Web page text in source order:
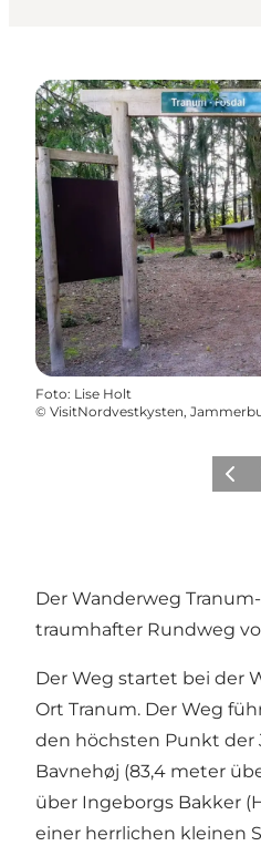
Foto: Lise Holt
© VisitNordvestkysten,
Der Wanderweg
traumhafter Rundweg
Der Weg startet bei der
Ort Tranum. Der Weg
den höchsten Punkt der
Bavnehøj (83,4 meter
über Ingeborgs Bakker
einer herrlichen kleinen